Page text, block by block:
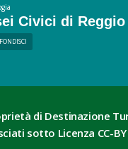
Civici di
di Destinazione
sotto Licenza CC-BY